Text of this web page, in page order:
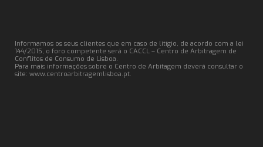
Informamos os seus clientes que em caso de litígio, de acordo com a lei
144/2015, o foro competente será o CACCL – Centro de Arbitragem de
Conflitos de Consumo de Lisboa.
Para mais informações sobre o Centro de Arbitagem deverá consultar o
site: www.centroarbitragemlisboa.pt.